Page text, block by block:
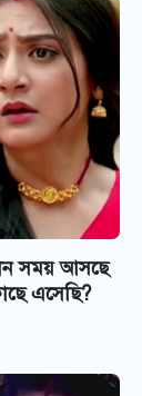
সময় আসছে
এসেছি?